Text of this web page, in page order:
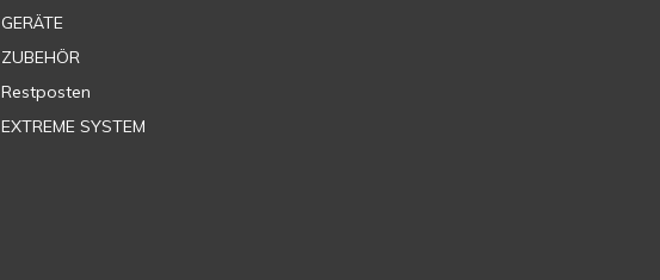
GERÄTE
ZUBEHÖR
Restposten
EXTREME SYSTEM